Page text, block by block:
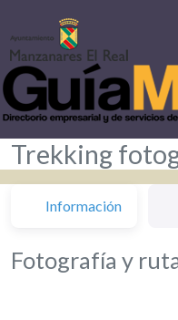
Trekking
Información
Fotografía y